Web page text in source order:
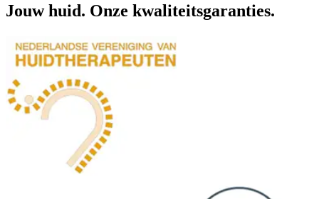
Jouw huid. Onze kwaliteitsgaranties.